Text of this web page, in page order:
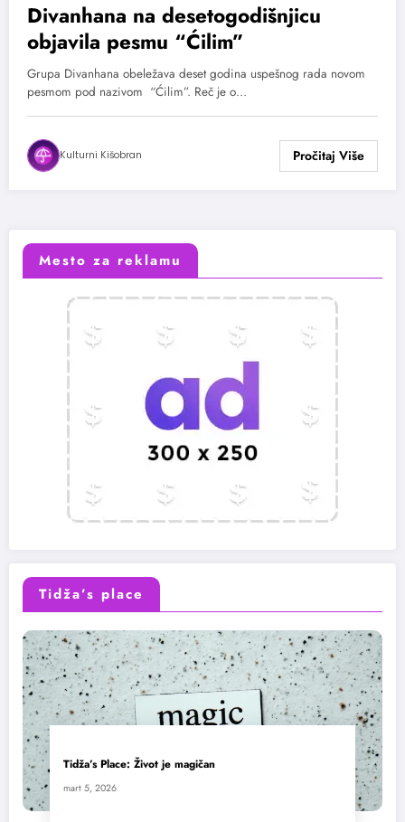
Divanhana na desetogodišnjicu
objavila pesmu “Ćilim”
Grupa Divanhana obeležava deset godina uspešnog rada novom
pesmom pod nazivom “Ćilim”. Reč je o…
Kulturni Kišobran
Mesto za reklamu
Tidža’s place
Tidža’s Place: Život je magičan
mart 5, 2026